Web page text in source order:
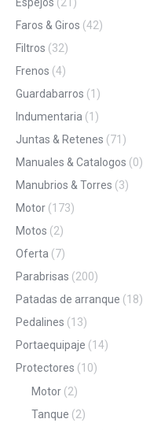
Faros & Giros (42)
Filtros (32)
Frenos (4)
Guardabarros (1)
Indumentaria (1)
Juntas & Retenes (71)
Manuales & Catalogos (0)
Manubrios & Torres (3)
Motor (173)
Motos (2)
Oferta (7)
Parabrisas (200)
Patadas de arranque (18)
Pedalines (13)
Portaequipaje (14)
Protectores (10)
Motor (2)
Tanque (2)